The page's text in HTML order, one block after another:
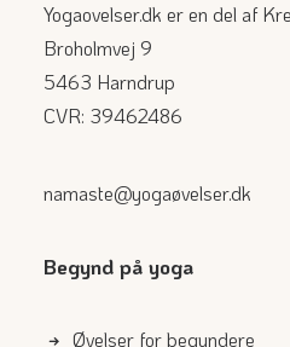
Yogaovelser.dk er en del af
Broholmvej 9
5463 Harndrup
CVR: 39462486
namaste@yogaøvelser.dk
Begynd på yoga
Øvelser for begyndere